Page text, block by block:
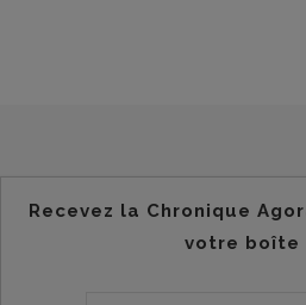
Recevez la Chronique
votre boîte